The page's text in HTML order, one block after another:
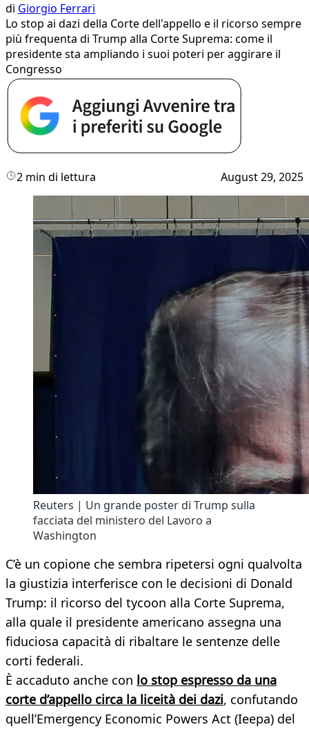
di Giorgio Ferrari
Lo stop ai dazi della Corte dell'appello e il ricorso sempre
più frequenta di Trump alla Corte Suprema: come il
presidente sta ampliando i suoi poteri per aggirare il
Congresso
2 min di lettura August 29, 2025
Reuters | Un grande poster di Trump sulla
facciata del ministero del Lavoro a
Washington
C’è un copione che sembra ripetersi ogni qualvolta
la giustizia interferisce con le decisioni di Donald
Trump: il ricorso del tycoon alla Corte Suprema,
alla quale il presidente americano assegna una
fiduciosa capacità di ribaltare le sentenze delle
corti federali.
È accaduto anche con lo stop espresso da una
corte d’appello circa la liceità dei dazi, confutando
quell’Emergency Economic Powers Act (Ieepa) del